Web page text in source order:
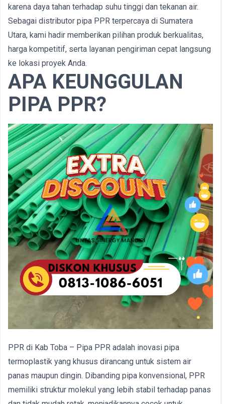
karena daya tahan terhadap suhu tinggi dan tekanan air.
Sebagai distributor pipa PPR terpercaya di Sumatera
Utara, kami hadir memberikan pilihan produk berkualitas,
harga kompetitif, serta layanan pengiriman cepat langsung
ke lokasi proyek Anda.
APA KEUNGGULAN
PIPA PPR?
PPR di Kab Toba – Pipa PPR adalah inovasi pipa
termoplastik yang khusus dirancang untuk sistem air
panas maupun dingin. Dibanding pipa konvensional, PPR
memiliki struktur molekul yang lebih stabil terhadap panas